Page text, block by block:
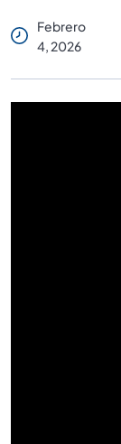
Febrero
4, 2026